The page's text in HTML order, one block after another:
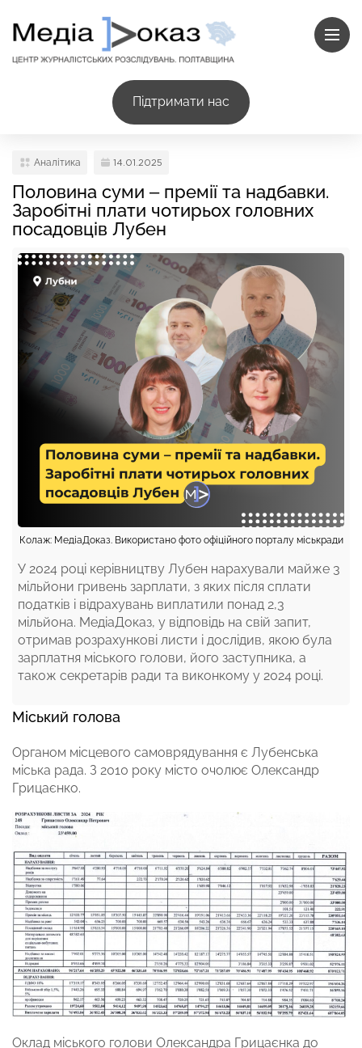
Підтримати нас
Аналітика 14.01.2025
Половина суми – премії та надбавки.
Заробітні плати чотирьох головних
посадовців Лубен
Колаж: МедіаДоказ. Використано фото офіційного порталу міськради
У 2024 році керівництву Лубен нарахували майже 3
мільйони гривень зарплати, з яких після сплати
податків і відрахувань виплатили понад 2,3
мільйона. МедіаДоказ, у відповідь на свій запит,
отримав розрахункові листи і дослідив, якою була
зарплатня міського голови, його заступника, а
також секретарів ради та виконкому у 2024 році.
Міський голова
Органом місцевого самоврядування є Лубенська
міська рада. З 2010 року місто очолює Олександр
Грицаєнко.
Оклад міського голови Олександра Грицаєнка до